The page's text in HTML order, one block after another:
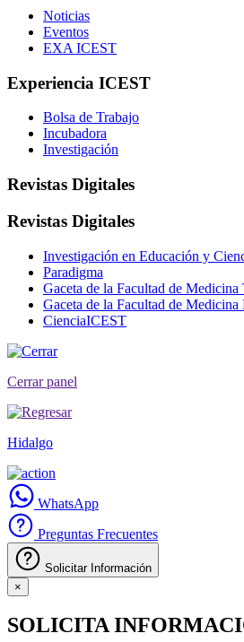
Noticias
Eventos
EXA ICEST
Experiencia ICEST
Bolsa de Trabajo
Incubadora
Investigación
Revistas Digitales
Revistas Digitales
Investigación en Educación y
Paradigma
Gaceta de la Facultad de Medicina
Gaceta de la Facultad de Medicina
CienciaICEST
Cerrar panel
Hidalgo
WhatsApp
Preguntas Frecuentes
Solicitar Información
×
SOLICITA